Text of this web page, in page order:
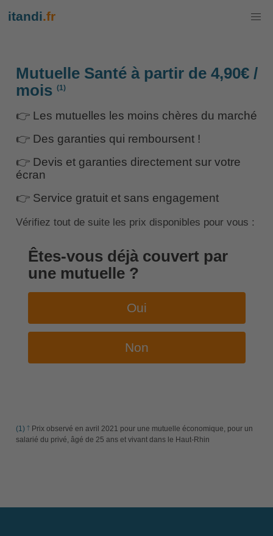
itandi.fr
Mutuelle Santé à partir de 4,90€ /
mois (1)
👉 Les mutuelles les moins chères du marché
👉 Des garanties qui remboursent !
👉 Devis et garanties directement sur votre
écran
👉 Service gratuit et sans engagement
Vérifiez tout de suite les prix disponibles pour vous :
Êtes-vous déjà couvert par
une mutuelle ?
Oui
Non
(1)
Prix observé en avril 2021 pour une mutuelle économique, pour un
salarié du privé, âgé de 25 ans et vivant dans le Haut-Rhin